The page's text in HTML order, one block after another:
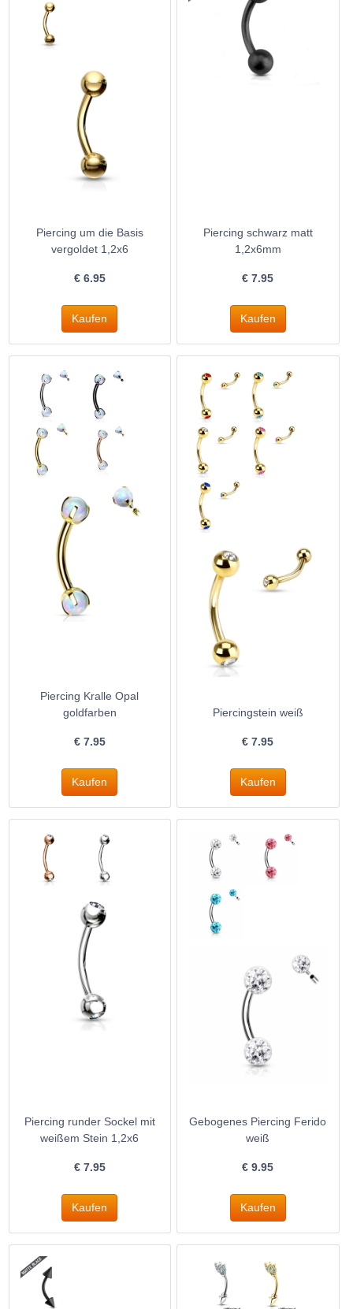
Piercing um die Basis
vergoldet 1,2x6
€ 6.95
Piercing schwarz matt
1,2x6mm
€7.95
Piercing Kralle Opal
goldfarben
€ 7.95
Piercingstein weiß
€7.95
Piercing runder Sockel mit
weißem Stein 1,2x6
€ 7.95
Gebogenes Piercing Ferido
weiß
€9.95